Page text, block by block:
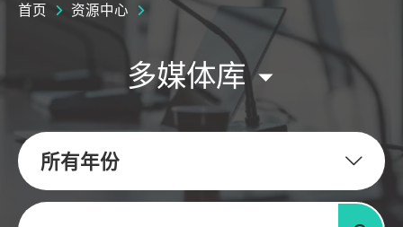
首页 资源中心
多媒体库
所有年份
关键字